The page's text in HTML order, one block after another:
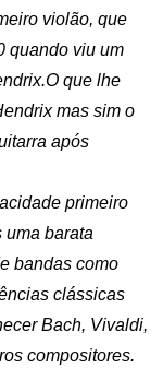
violão, que
quando viu um
que lhe
mas sim o
após
primeiro
uma barata
bandas como
clássicas
Bach, Vivaldi,
compositores.